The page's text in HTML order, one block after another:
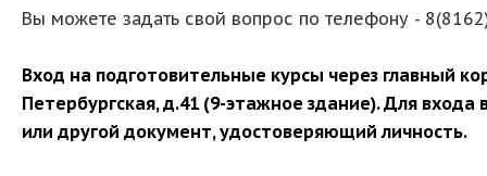
Вы можете задать свой вопрос по телефону -
Вход на подготовительные курсы через главный
Петербургская, д.41 (9-этажное здание). Для
или другой документ, удостоверяющий личность.